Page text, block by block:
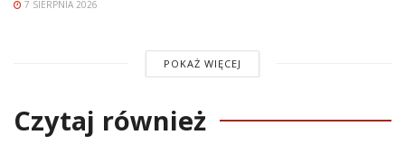
7 SIERPNIA 2026
POKAŻ WIĘCEJ
Czytaj również